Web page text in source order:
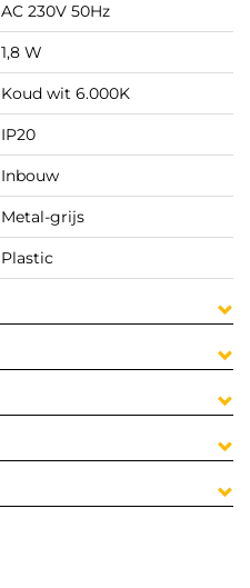
AC 230V 50Hz
1,8 W
Koud wit 6.000K
IP20
Inbouw
Metal-grijs
Plastic